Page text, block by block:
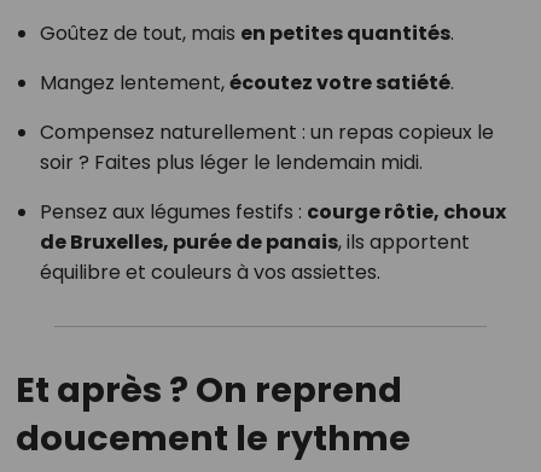
Goûtez de tout, mais en petites quantités.
Mangez lentement,écoutez votre satiété.
Compensez naturellement : un repas copieux le
soir ? Faites plus léger le lendemain midi.
Pensez aux légumes festifs : courge rôtie, choux
de Bruxelles, purée de panais, ils apportent
équilibre et couleurs à vos assiettes.
Et après ? On reprend
doucement le rythme